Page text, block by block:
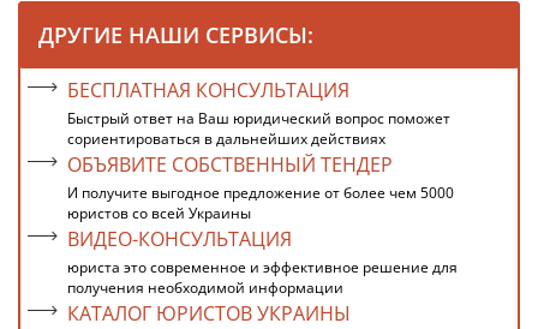
ДРУГИЕ НАШИ СЕРВИСЫ:
БЕСПЛАТНАЯ КОНСУЛЬТАЦИЯ
Быстрый ответ на Ваш юридический вопрос поможет
сориентироваться в дальнейших действиях
ОБЪЯВИТЕ СОБСТВЕННЫЙ ТЕНДЕР
И получите выгодное предложение от более чем 5000
юристов со всей Украины
ВИДЕО-КОНСУЛЬТАЦИЯ
юриста это современное и эффективное решение для
получения необходимой информации
КАТАЛОГ ЮРИСТОВ УКРАИНЫ